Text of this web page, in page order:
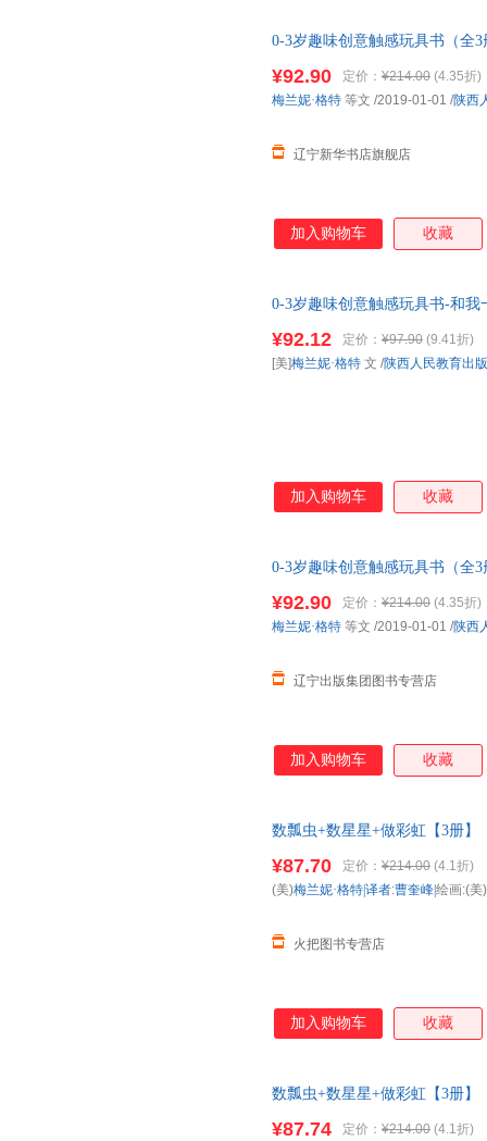
0-3岁趣味创意触感玩具书（全
¥92.90 定价： ¥214.00 (4.35折)
辽宁新华书店旗舰店
梅兰妮·格特 等文 /2019-01-01 /陕西
加入购物车 收藏
0-3岁趣味创意触感玩具书-和
¥92.12 定价： ¥97.90 (9.41折)
[美]梅兰妮·格特 文 /陕西人民教育出
加入购物车 收藏
0-3岁趣味创意触感玩具书（全
¥92.90 定价： ¥214.00 (4.35折)
辽宁出版集团图书专营店
梅兰妮·格特 等文 /2019-01-01 /陕西
加入购物车 收藏
数瓢虫+数星星+做彩虹【3册】
¥87.70 定价： ¥214.00 (4.1折)
火把图书专营店
(美)梅兰妮·格特|译者:曹奎峰|绘画:(美)
加入购物车 收藏
数瓢虫+数星星+做彩虹【3册】
¥87.74 定价： ¥214.00 (4.1折)